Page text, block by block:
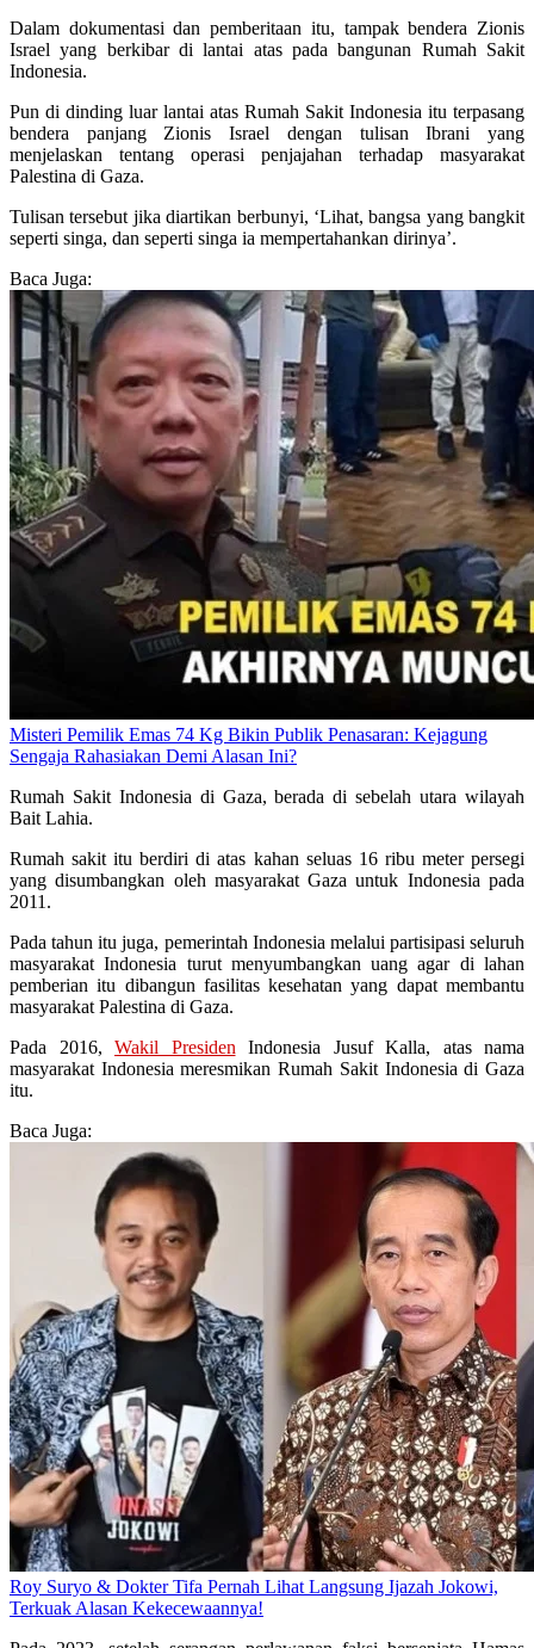
Dalam dokumentasi dan pemberitaan itu, tampak bendera Zionis
Israel yang berkibar di lantai atas pada bangunan Rumah Sakit
Indonesia.
Pun di dinding luar lantai atas Rumah Sakit Indonesia itu terpasang
bendera panjang Zionis Israel dengan tulisan Ibrani yang
menjelaskan tentang operasi penjajahan terhadap masyarakat
Palestina di Gaza.
Tulisan tersebut jika diartikan berbunyi, ‘Lihat, bangsa yang bangkit
seperti singa, dan seperti singa ia mempertahankan dirinya’.
Baca Juga:
Misteri Pemilik Emas 74 Kg Bikin Publik Penasaran: Kejagung
Sengaja Rahasiakan Demi Alasan Ini?
Rumah Sakit Indonesia di Gaza, berada di sebelah utara wilayah
Bait Lahia.
Rumah sakit itu berdiri di atas kahan seluas 16 ribu meter persegi
yang disumbangkan oleh masyarakat Gaza untuk Indonesia pada
2011.
Pada tahun itu juga, pemerintah Indonesia melalui partisipasi seluruh
masyarakat Indonesia turut menyumbangkan uang agar di lahan
pemberian itu dibangun fasilitas kesehatan yang dapat membantu
masyarakat Palestina di Gaza.
Pada 2016, Wakil Presiden Indonesia Jusuf Kalla, atas nama
masyarakat Indonesia meresmikan Rumah Sakit Indonesia di Gaza
itu.
Baca Juga:
Roy Suryo & Dokter Tifa Pernah Lihat Langsung Ijazah Jokowi,
Terkuak Alasan Kekecewaannya!